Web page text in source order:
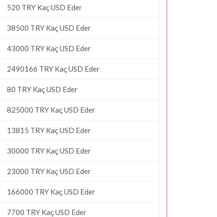
520 TRY Kaç USD Eder
38500 TRY Kaç USD Eder
43000 TRY Kaç USD Eder
2490166 TRY Kaç USD Eder
80 TRY Kaç USD Eder
825000 TRY Kaç USD Eder
13815 TRY Kaç USD Eder
30000 TRY Kaç USD Eder
23000 TRY Kaç USD Eder
166000 TRY Kaç USD Eder
7700 TRY Kaç USD Eder